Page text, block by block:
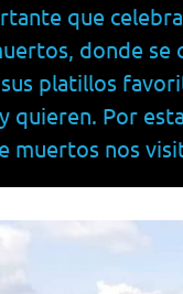
que
donde
platillos
Por
muertos nos